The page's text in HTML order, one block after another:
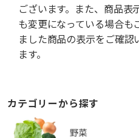
ございます。また、商品表
も変更になっている場合も
ました商品の表示をご確認
ます。
カテゴリーから探す